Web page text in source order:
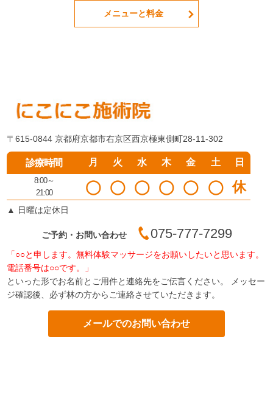
メニューと料金
〒615-0844 京都府京都市右京区西京極東側町28-11-302
診療時間 月 火 水 木 金 土 日
8:00～
21:00
◯ ◯ ◯ ◯ ◯ ◯ 休
▲ 日曜は定休日
ご予約・お問い合わせ 075-777-7299
「○○と申します。無料体験マッサージをお願いしたいと思います。
電話番号は○○です。」
といった形でお名前とご用件と連絡先をご伝言ください。 メッセー
ジ確認後、必ず林の方からご連絡させていただきます。
メールでのお問い合わせ